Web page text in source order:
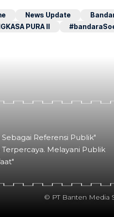
News Update
PURA II
Referensi Publik"
Melayani Publik
© PT Banten Media